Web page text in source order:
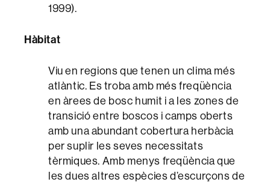
1999).
Hàbitat
Viu en regions que tenen un clima més
atlàntic. Es troba amb més freqüència
en àrees de bosc humit i a les zones de
transició entre boscos i camps oberts
amb una abundant cobertura herbàcia
per suplir les seves necessitats
tèrmiques. Amb menys freqüència que
les dues altres espècies d’escurçons de